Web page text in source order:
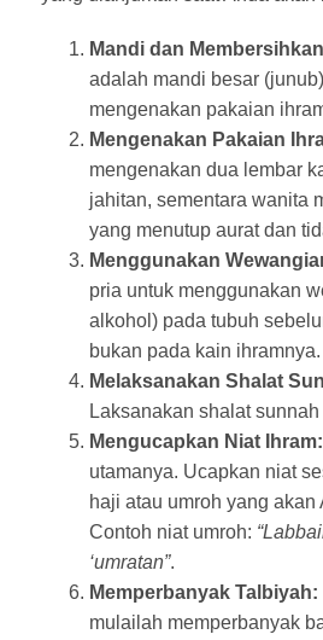
Mandi dan
adalah mandi besar
mengenakan pakaian
Mengenakan Pakaian
mengenakan dua lembar
jahitan, sementara wanita
yang menutup aurat dan
Menggunakan
pria untuk menggunakan
alkohol) pada tubuh
bukan pada kain ihramnya.
Melaksanakan Shalat
Laksanakan shalat
Mengucapkan Niat Ihram:
utamanya. Ucapkan niat
haji atau umroh yang akan
Contoh niat umroh:
‘umratan”.
Memperbanyak Talbiyah:
mulailah memperbanyak